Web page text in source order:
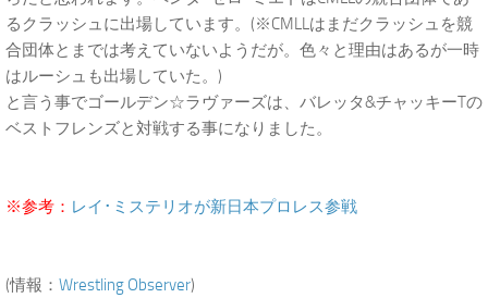
るクラッシュに出場しています。(※CMLLはまだクラッシュを競
合団体とまでは考えていないようだが。色々と理由はあるが一時
はルーシュも出場していた。)
と言う事でゴールデン☆ラヴァーズは、バレッタ&チャッキーTの
ベストフレンズと対戦する事になりました。
※参考： レイ･ミステリオが新日本プロレス参戦
(情報： Wrestling Observer)